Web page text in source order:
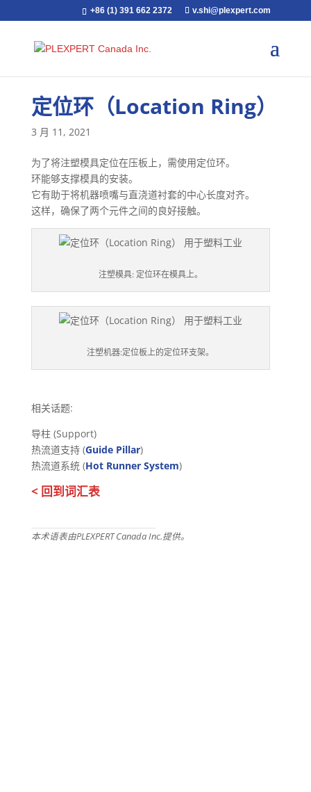
+86 (1) 391 662 2372 v.shi@plexpert.com
定位环（Location Ring）
3 月 11, 2021
为了将注塑模具定位在压板上，需使用定位环。
环能够支撑模具的安装。
它有助于将机器喷嘴与直浇道衬套的中心长度对齐。
这样，确保了两个元件之间的良好接触。
注塑模具: 定位环在模具上。
注塑机器:定位板上的定位环支架。
相关话题:
导柱 (Support)
热流道支持 (Guide Pillar)
热流道系统 (Hot Runner System)
< 回到词汇表
本术语表由PLEXPERT Canada Inc.提供。